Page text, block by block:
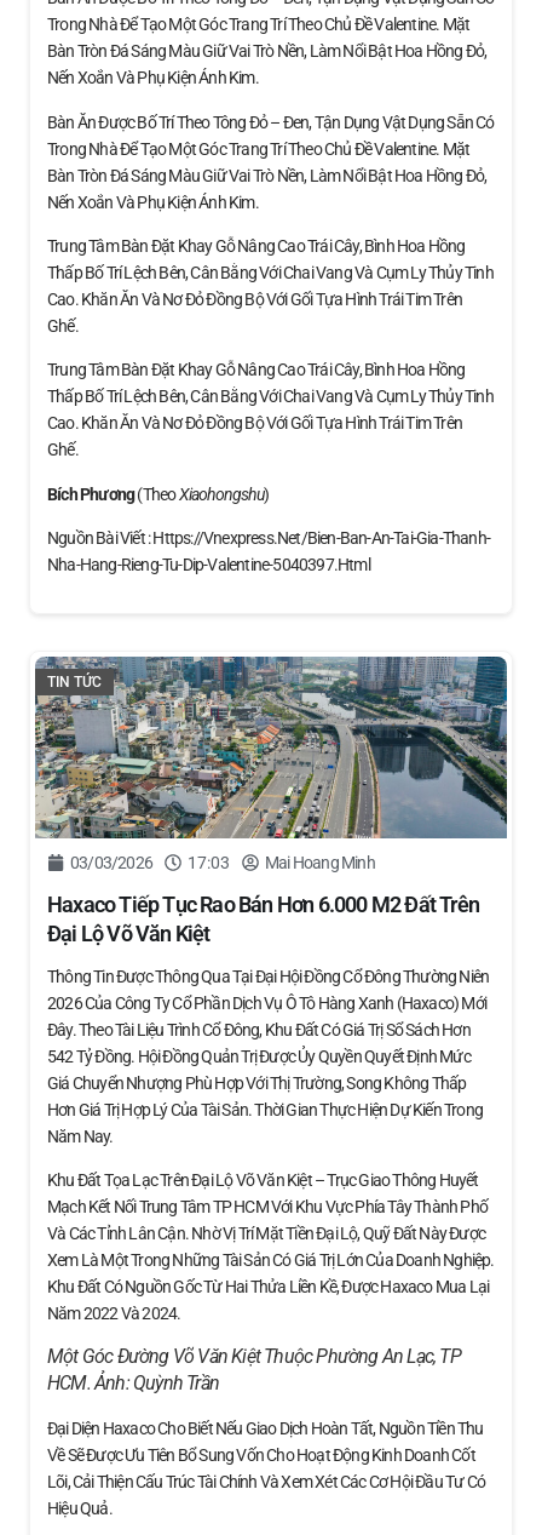
Trong Nhà Để Tạo Một Góc Trang Trí Theo Chủ Đề Valentine. Mặt
Bàn Tròn Đá Sáng Màu Giữ Vai Trò Nền, Làm Nổi Bật Hoa Hồng Đỏ,
Nến Xoắn Và Phụ Kiện Ánh Kim.
Bàn Ăn Được Bố Trí Theo Tông Đỏ – Đen, Tận Dụng Vật Dụng Sẵn Có
Trong Nhà Để Tạo Một Góc Trang Trí Theo Chủ Đề Valentine. Mặt
Bàn Tròn Đá Sáng Màu Giữ Vai Trò Nền, Làm Nổi Bật Hoa Hồng Đỏ,
Nến Xoắn Và Phụ Kiện Ánh Kim.
Trung Tâm Bàn Đặt Khay Gỗ Nâng Cao Trái Cây, Bình Hoa Hồng
Thấp Bố Trí Lệch Bên, Cân Bằng Với Chai Vang Và Cụm Ly Thủy Tinh
Cao. Khăn Ăn Và Nơ Đỏ Đồng Bộ Với Gối Tựa Hình Trái Tim Trên
Ghế.
Trung Tâm Bàn Đặt Khay Gỗ Nâng Cao Trái Cây, Bình Hoa Hồng
Thấp Bố Trí Lệch Bên, Cân Bằng Với Chai Vang Và Cụm Ly Thủy Tinh
Cao. Khăn Ăn Và Nơ Đỏ Đồng Bộ Với Gối Tựa Hình Trái Tim Trên
Ghế.
Bích Phương(theoXiaohongshu)
Nguồn Bài Viết : Https://vnexpress.net/bien-Ban-An-Tai-Gia-Thanh-
Nha-Hang-Rieng-Tu-Dip-Valentine-5040397.html
TIN TỨC
03/03/2026 17:03 Mai Hoang Minh
Haxaco Tiếp Tục Rao Bán Hơn 6.000 M2 Đất Trên
Đại Lộ Võ Văn Kiệt
Thông Tin Được Thông Qua Tại Đại Hội Đồng Cổ Đông Thường Niên
2026 Của Công Ty Cổ Phần Dịch Vụ Ô Tô Hàng Xanh (Haxaco) Mới
Đây. Theo Tài Liệu Trình Cổ Đông, Khu Đất Có Giá Trị Sổ Sách Hơn
542 Tỷ Đồng. Hội Đồng Quản Trị Được Ủy Quyền Quyết Định Mức
Giá Chuyển Nhượng Phù Hợp Với Thị Trường, Song Không Thấp
Hơn Giá Trị Hợp Lý Của Tài Sản. Thời Gian Thực Hiện Dự Kiến Trong
Năm Nay.
Khu Đất Tọa Lạc Trên Đại Lộ Võ Văn Kiệt – Trục Giao Thông Huyết
Mạch Kết Nối Trung Tâm TP HCM Với Khu Vực Phía Tây Thành Phố
Và Các Tỉnh Lân Cận. Nhờ Vị Trí Mặt Tiền Đại Lộ, Quỹ Đất Này Được
Xem Là Một Trong Những Tài Sản Có Giá Trị Lớn Của Doanh Nghiệp.
Khu Đất Có Nguồn Gốc Từ Hai Thửa Liền Kề, Được Haxaco Mua Lại
Năm 2022 Và 2024.
Một Góc Đường Võ Văn Kiệt Thuộc Phường An Lạc, TP
HCM. Ảnh:Quỳnh Trần
Đại Diện Haxaco Cho Biết Nếu Giao Dịch Hoàn Tất, Nguồn Tiền Thu
Về Sẽ Được Ưu Tiên Bổ Sung Vốn Cho Hoạt Động Kinh Doanh Cốt
Lõi, Cải Thiện Cấu Trúc Tài Chính Và Xem Xét Các Cơ Hội Đầu Tư Có
Hiệu Quả.